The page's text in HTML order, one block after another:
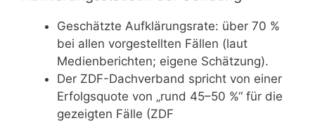
Geschätzte Aufklärungsrate: über 70 %
bei allen vorgestellten Fällen (laut
Medienberichten; eigene Schätzung).
Der ZDF-Dachverband spricht von einer
Erfolgsquote von „rund 45–50 %“ für die
gezeigten Fälle (ZDF